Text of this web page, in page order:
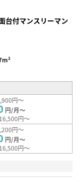
台付マンスリーマン
円～
円/月～
円～
円～
円/月～
円～